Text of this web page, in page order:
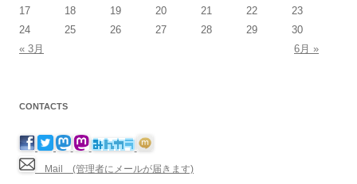
17
18 19 20 21 22
23
24
25 26 27 28 29
30
« 3月
6月 »
CONTACTS
Mail (管理者にメールが届きます)